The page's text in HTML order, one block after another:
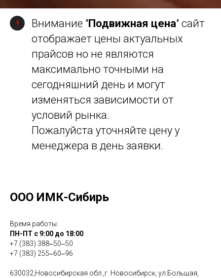
! Внимание " Подвижная цена" сайт
отображает цены актуальных
прайсов но не являются
максимально точными на
сегодняшний день и могут
изменяться зависимости от
условий рынка.
Пожалуйста уточняйте цену у
менеджера в день заявки.
ООО ИМК-Сибирь
Время работы:
ПН-ПТ с 9:00 до 18:00
+7 (383) 388‒50‒50
+7 (383) 255‒60‒96
630032,Новосибирская обл.,г. Новосибирск, ул.Большая,